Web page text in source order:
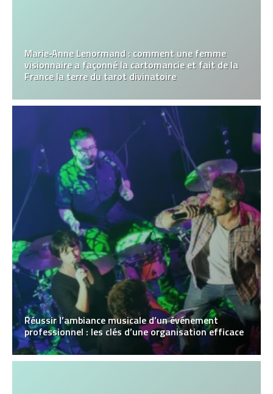
Marie‑Anne Lenormand : comment une femme
visionnaire a façonné la cartomancie et fait de la
France la terre du tarot divinatoire
Réussir l’ambiance musicale d’un événement
professionnel : les clés d’une organisation efficace